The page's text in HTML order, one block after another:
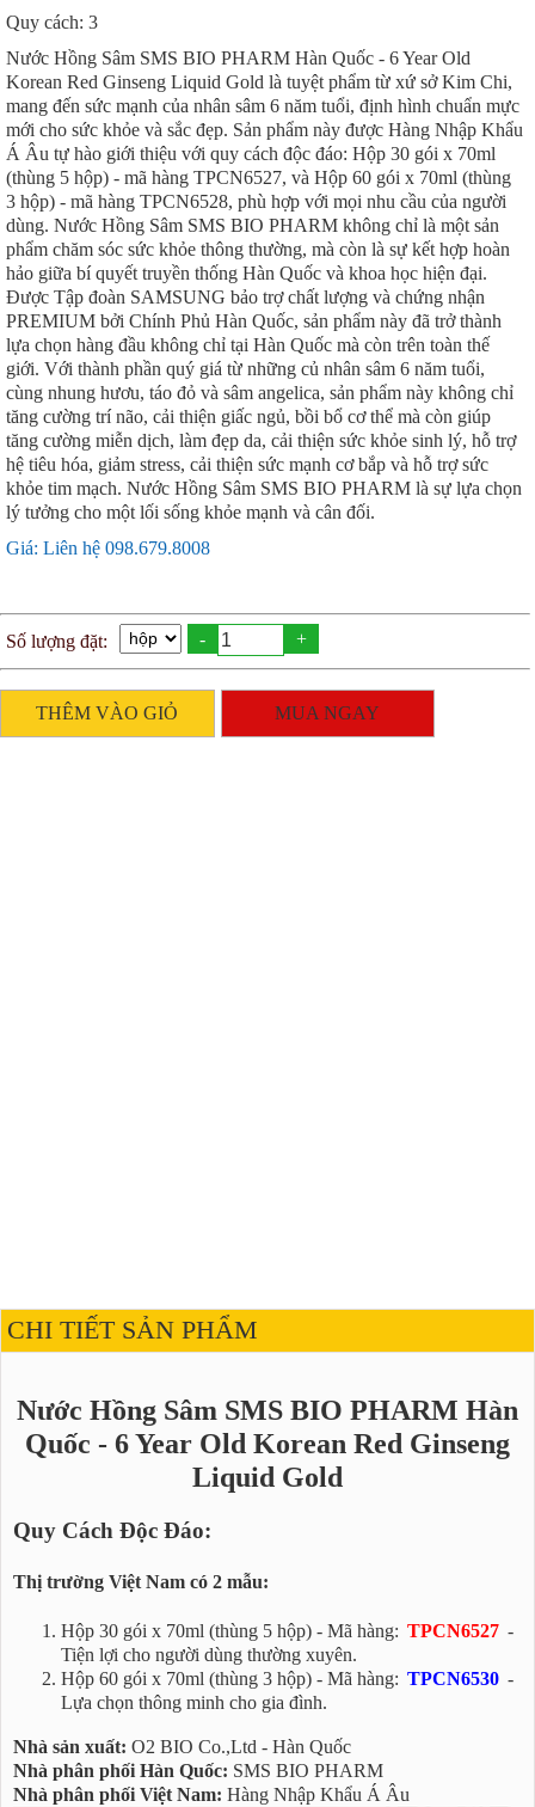
Quy cách: 3
Nước Hồng Sâm SMS BIO PHARM Hàn Quốc - 6 Year Old
Korean Red Ginseng Liquid Gold là tuyệt phẩm từ xứ sở Kim Chi,
mang đến sức mạnh của nhân sâm 6 năm tuổi, định hình chuẩn mực
mới cho sức khỏe và sắc đẹp. Sản phẩm này được Hàng Nhập Khẩu
Á Âu tự hào giới thiệu với quy cách độc đáo: Hộp 30 gói x 70ml
(thùng 5 hộp) - mã hàng TPCN6527, và Hộp 60 gói x 70ml (thùng
3 hộp) - mã hàng TPCN6528, phù hợp với mọi nhu cầu của người
dùng. Nước Hồng Sâm SMS BIO PHARM không chỉ là một sản
phẩm chăm sóc sức khỏe thông thường, mà còn là sự kết hợp hoàn
hảo giữa bí quyết truyền thống Hàn Quốc và khoa học hiện đại.
Được Tập đoàn SAMSUNG bảo trợ chất lượng và chứng nhận
PREMIUM bởi Chính Phủ Hàn Quốc, sản phẩm này đã trở thành
lựa chọn hàng đầu không chỉ tại Hàn Quốc mà còn trên toàn thế
giới. Với thành phần quý giá từ những củ nhân sâm 6 năm tuổi,
cùng nhung hươu, táo đỏ và sâm angelica, sản phẩm này không chỉ
tăng cường trí não, cải thiện giấc ngủ, bồi bổ cơ thể mà còn giúp
tăng cường miễn dịch, làm đẹp da, cải thiện sức khỏe sinh lý, hỗ trợ
hệ tiêu hóa, giảm stress, cải thiện sức mạnh cơ bắp và hỗ trợ sức
khỏe tim mạch. Nước Hồng Sâm SMS BIO PHARM là sự lựa chọn
lý tưởng cho một lối sống khỏe mạnh và cân đối.
Giá: Liên hệ 098.679.8008
Số lượng đặt: - +
THÊM VÀO GIỎ MUA NGAY
CHI TIẾT SẢN PHẨM
Nước Hồng Sâm SMS BIO PHARM Hàn
Quốc - 6 Year Old Korean Red Ginseng
Liquid Gold
Quy Cách Độc Đáo:
Thị trường Việt Nam có 2 mẫu:
Hộp 30 gói x 70ml (thùng 5 hộp) - Mã hàng: TPCN6527 -
Tiện lợi cho người dùng thường xuyên.
Hộp 60 gói x 70ml (thùng 3 hộp) - Mã hàng: TPCN6530 -
Lựa chọn thông minh cho gia đình.
Nhà sản xuất: O2 BIO Co.,Ltd - Hàn Quốc
Nhà phân phối Hàn Quốc: SMS BIO PHARM
Nhà phân phối Việt Nam: Hàng Nhập Khẩu Á Âu